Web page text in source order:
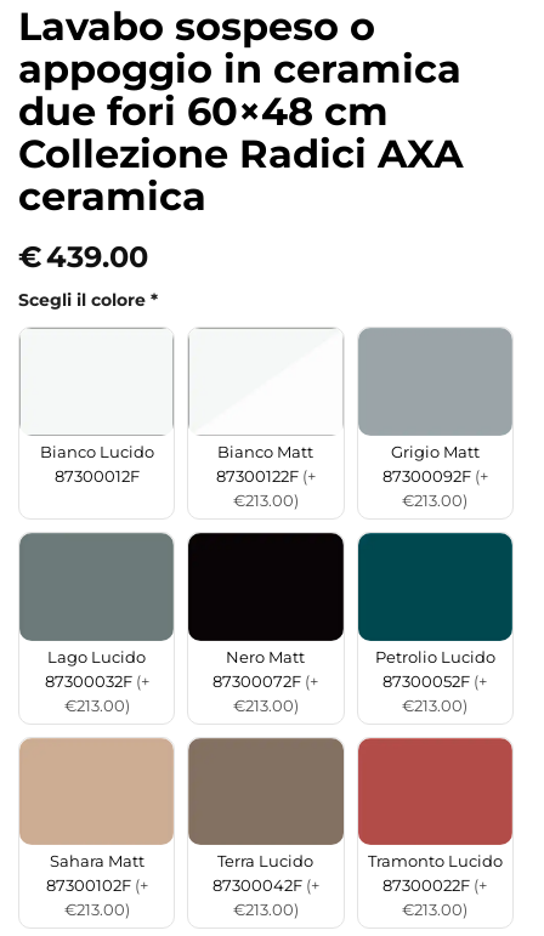
Lavabo sospeso o
appoggio in ceramica
due fori 60×48 cm
Collezione Radici AXA
ceramica
€439.00
Scegli il colore *
Bianco Lucido
87300012F
Bianco Matt
87300122F (+
€213.00)
Grigio Matt
87300092F (+
€213.00)
Lago Lucido
87300032F (+
€213.00)
Nero Matt
87300072F (+
€213.00)
Petrolio Lucido
87300052F (+
€213.00)
Sahara Matt
87300102F (+
€213.00)
Terra Lucido
87300042F (+
€213.00)
Tramonto Lucido
87300022F (+
€213.00)